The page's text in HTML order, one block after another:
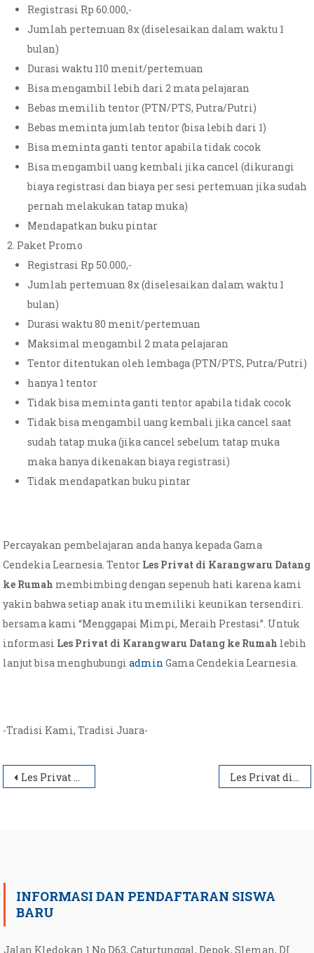
Registrasi Rp 60.000,-
Jumlah pertemuan 8x (diselesaikan dalam waktu 1
bulan)
Durasi waktu 110 menit/pertemuan
Bisa mengambil lebih dari 2 mata pelajaran
Bebas memilih tentor (PTN/PTS, Putra/Putri)
Bebas meminta jumlah tentor (bisa lebih dari 1)
Bisa meminta ganti tentor apabila tidak cocok
Bisa mengambil uang kembali jika cancel (dikurangi
biaya registrasi dan biaya per sesi pertemuan jika sudah
pernah melakukan tatap muka)
Mendapatkan buku pintar
Paket Promo
Registrasi Rp 50.000,-
Jumlah pertemuan 8x (diselesaikan dalam waktu 1
bulan)
Durasi waktu 80 menit/pertemuan
Maksimal mengambil 2 mata pelajaran
Tentor ditentukan oleh lembaga (PTN/PTS, Putra/Putri)
hanya 1 tentor
Tidak bisa meminta ganti tentor apabila tidak cocok
Tidak bisa mengambil uang kembali jika cancel saat
sudah tatap muka (jika cancel sebelum tatap muka
maka hanya dikenakan biaya registrasi)
Tidak mendapatkan buku pintar
Percayakan pembelajaran anda hanya kepada Gama
Cendekia Learnesia. Tentor Les Privat di Karangwaru Datang
ke Rumah membimbing dengan sepenuh hati karena kami
yakin bahwa setiap anak itu memiliki keunikan tersendiri.
bersama kami “Menggapai Mimpi, Meraih Prestasi”. Untuk
informasi Les Privat di Karangwaru Datang ke Rumah lebih
lanjut bisa menghubungiadmin Gama Cendekia Learnesia.
-Tradisi Kami, Tradisi Juara-
Post
Les Privat di Purwo Kinanti Datang ke Rumah Les Privat di Kricak Datang ke Rumah
INFORMASI DAN PENDAFTARAN SISWA
BARU
Jalan Kledokan 1 No D63, Caturtunggal, Depok, Sleman, DI